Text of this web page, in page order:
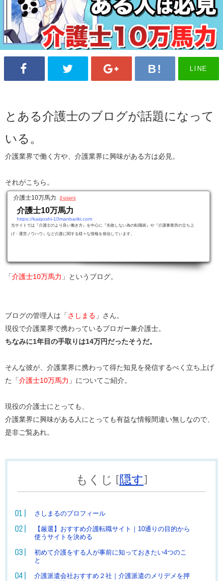
LINE
とある介護士のブログが話題になって
いる。
介護業界で働く方や、介護業界に興味がある方は必見。
それがこちら。
介護士10万馬力 2 users
介護士10万馬力
https://kaigoshi-10manbariki.com
当サイトでは『介護士のより良い働き方』を中心に『失敗しない為の転職術』や『介護事業所の立ち上
げ・運営ノウハウ』など介護に関する様々な情報を発信しています。
「 介護士10万馬力 」というブログ。
ブログの管理人は「 さしまる 」さん。
現役で介護業界で携わっているブロガー兼介護士。
ちなみに1年目の手取りは14万円だったそうだ。
そんな彼が、介護業界に携わって得た知見を発信するべく立ち上げ
た「 介護士10万馬力 」についてご紹介。
現役の介護士にとっても、
介護業界に興味がある人にとっても有益な情報間違い無しなので、
是非ご覧あれ。
もくじ [隠す]
さしまるのプロフィール
【厳選】おすすめ介護転職サイト｜10通りの目的から
使うサイトを決める
初めて介護をする人が事前に知っておきたい4つのこ
と
介護派遣会社おすすめ２社｜介護派遣のメリデメを押